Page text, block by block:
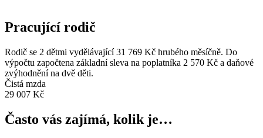
Pracující rodič
Rodič se 2 dětmi vydělávající 31 769 Kč hrubého měsíčně. Do
výpočtu započtena základní sleva na poplatníka 2 570 Kč a daňové
zvýhodnění na dvě děti.
Čistá mzda
29 007 Kč
Často vás zajímá, kolik je…